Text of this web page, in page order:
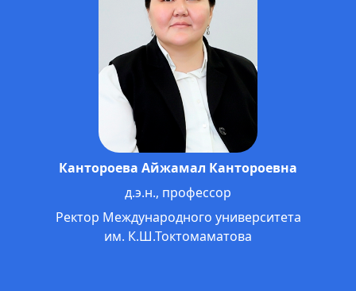
Кантороева Айжамал Кантороевна
д.э.н., профессор
Ректор Международного университета
им. К.Ш.Токтомаматова